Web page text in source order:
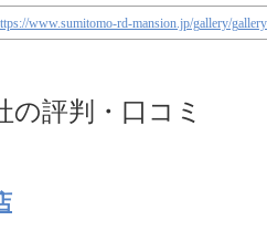
www.sumitomo-rd-mansion.jp/gallery/
の評判・口コミ